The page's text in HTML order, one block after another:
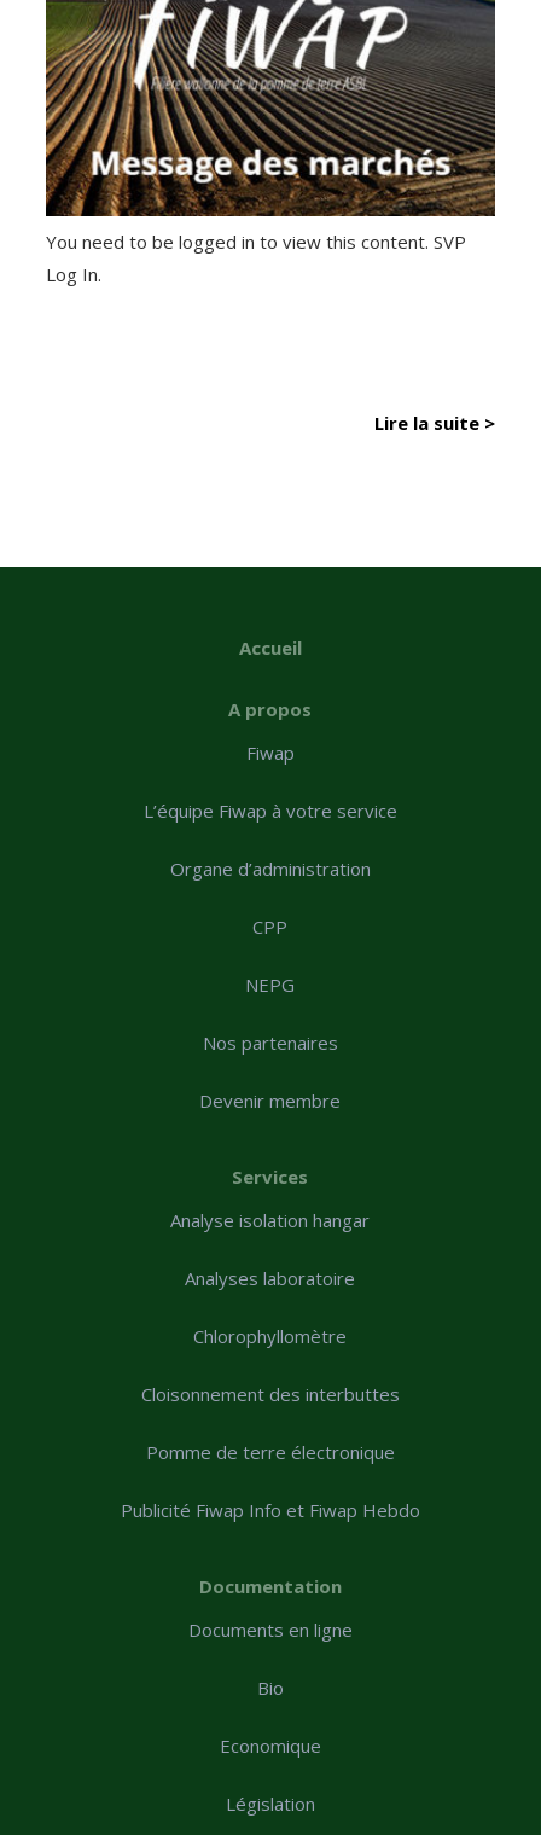
You need to be logged in to view this content. SVP
Log In.
Lire la suite >
Accueil
A propos
Fiwap
L’équipe Fiwap à votre service
Organe d’administration
CPP
NEPG
Nos partenaires
Devenir membre
Services
Analyse isolation hangar
Analyses laboratoire
Chlorophyllomètre
Cloisonnement des interbuttes
Pomme de terre électronique
Publicité Fiwap Info et Fiwap Hebdo
Documentation
Documents en ligne
Bio
Economique
Législation